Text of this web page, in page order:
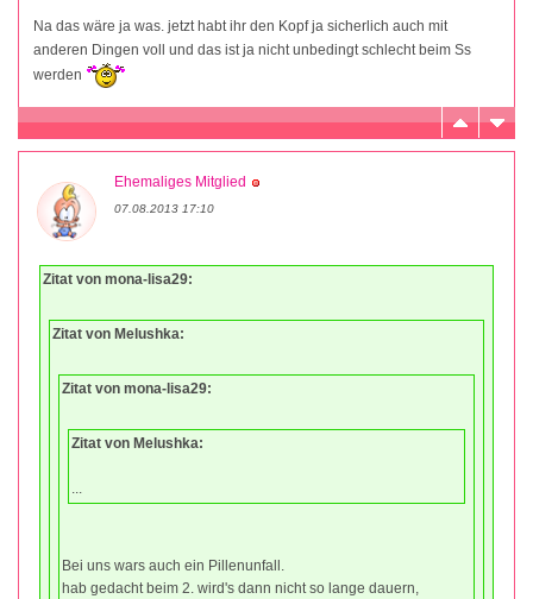
Na das wäre ja was. jetzt habt ihr den Kopf ja sicherlich auch mit
anderen Dingen voll und das ist ja nicht unbedingt schlecht beim Ss
werden
Ehemaliges Mitglied
07.08.2013 17:10
Zitat von mona-lisa29:
Zitat von Melushka:
Zitat von mona-lisa29:
Zitat von Melushka:
...
Bei uns wars auch ein Pillenunfall.
hab gedacht beim 2. wird's dann nicht so lange dauern,